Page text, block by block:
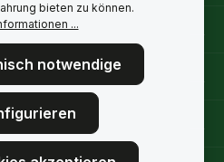
bieten zu können.
...
notwendige